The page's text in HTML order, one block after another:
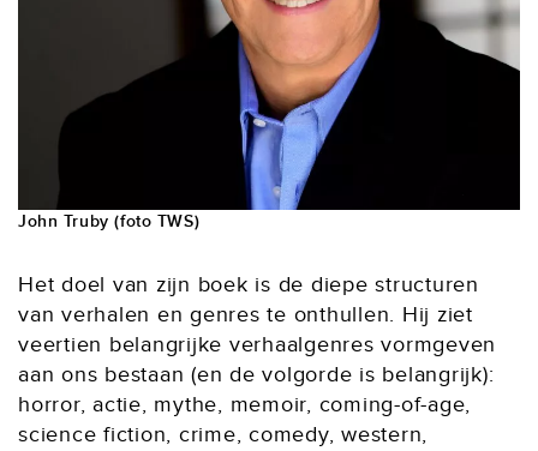
John Truby (foto TWS)
Het doel van zijn boek is de diepe structuren
van verhalen en genres te onthullen. Hij ziet
veertien belangrijke verhaalgenres vormgeven
aan ons bestaan (en de volgorde is belangrijk):
horror, actie, mythe, memoir, coming-of-age,
science fiction, crime, comedy, western,